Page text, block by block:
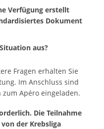
Verfügung erstellt
Dokument
aus?
Fragen erhalten Sie
Im Anschluss sind
Apéro eingeladen.
Die Teilnahme
der Krebsliga